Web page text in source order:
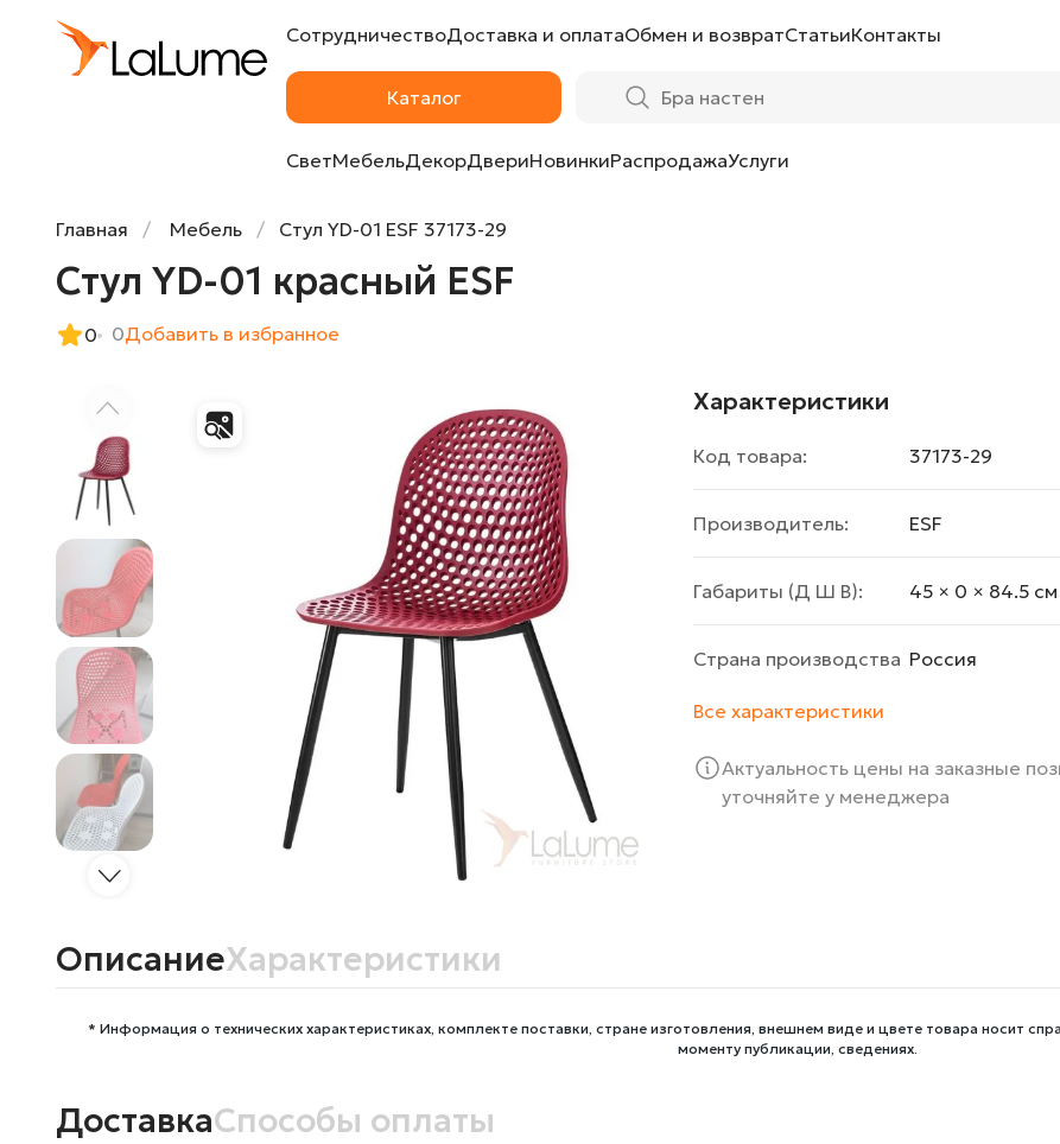
СотрудничествоДоставка и оплатаОбмен и возвратСтатьиКонтакты
Каталог
СветМебельДекорДвериНовинкиРаспродажаУслуги
Главная Мебель Стул YD-01 ESF 37173-29
Стул YD-01 красный ESF
0 0Добавить в избранное
Характеристики
Код товара: 37173-29
Производитель: ESF
Габариты (Д Ш В): 45 × 0 × 84.5 cм
Страна производства Росcия
Все характеристики
Актуальность цены на заказные
уточняйте у менеджера
ОписаниеХарактеристики
* Информация о технических характеристиках, комплекте поставки, стране изготовления, внешнем виде и цвете товара носит
моменту публикации, сведениях.
ДоставкаСпособы оплаты
Стул YD-01 красный ESF